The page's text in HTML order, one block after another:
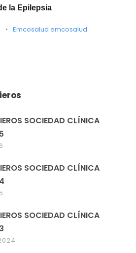
la Epilepsia
• Emcosalud emcosalud
SOCIEDAD CLÍNICA
SOCIEDAD CLÍNICA
SOCIEDAD CLÍNICA